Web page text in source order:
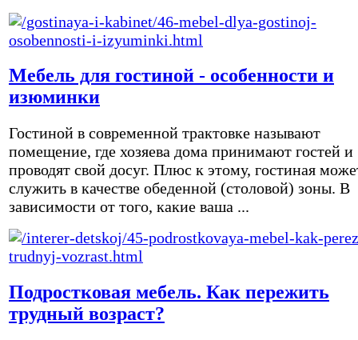
Мебель для гостиной - особенности и
изюминки
Гостиной в современной трактовке называют
помещение, где хозяева дома принимают гостей и
проводят свой досуг. Плюс к этому, гостиная
служить в качестве обеденной (столовой) зоны. В
зависимости от того, какие ваша ...
Подростковая мебель. Как пережить
трудный возраст?